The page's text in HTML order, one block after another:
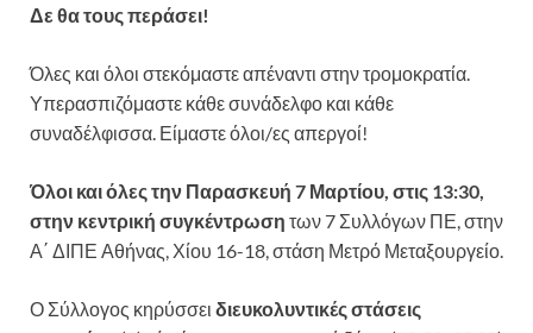
Δε θα τους περάσει!
Όλες και όλοι στεκόμαστε απέναντι στην τρομοκρατία.
Υπερασπιζόμαστε κάθε συνάδελφο και κάθε
συναδέλφισσα. Είμαστε όλοι/ες απεργοί!
Όλοι και όλες την Παρασκευή 7 Μαρτίου, στις 13:30,
στην κεντρική συγκέντρωση των 7 Συλλόγων ΠΕ, στην
Α΄ ΔΙΠΕ Αθήνας, Χίου 16-18, στάση Μετρό Μεταξουργείο.
Ο Σύλλογος κηρύσσει διευκολυντικές στάσεις